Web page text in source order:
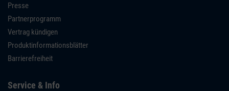
Presse
Partnerprogramm
Vertrag kündigen
Produktinformationsblätter
Barrierefreiheit
Service & Info